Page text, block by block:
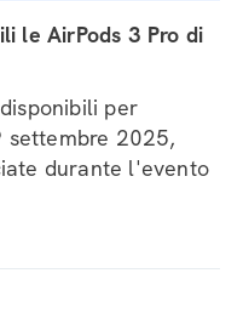
le AirPods 3 Pro di
per
2025,
durante l'evento